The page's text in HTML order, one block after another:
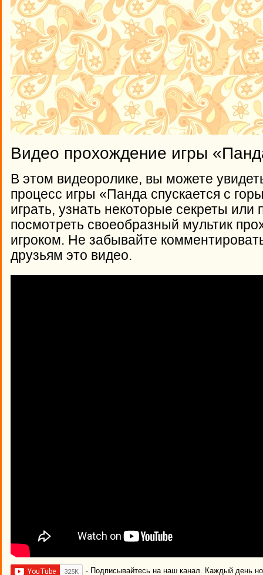
Видео прохождение игры
В этом видеоролике, вы можете
процесс игры «Панда спускается с
играть, узнать некоторые секреты или
посмотреть своеобразный мультик
игроком. Не забывайте
друзьям это видео.
- Подписывайтесь на наш канал. Каждый день